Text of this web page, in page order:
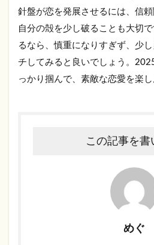
針盤が恋を発展させるには、信頼
自分の殻を少し破ることも大切
るなら、慎重になりすぎず、少
チしてみると良いでしょう。
っかり掴んで、素敵な恋愛を楽し
この記事を書
めぐ